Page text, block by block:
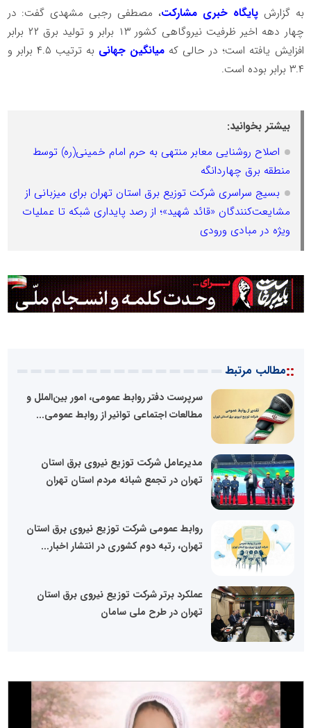
به گزارش پایگاه خبری مشارکت، مصطفی رجبی مشهدی گفت: در
چهار دهه اخیر ظرفیت نیروگاهی کشور ۱۳ برابر و تولید برق ۲۲ برابر
افزایش یافته است؛ در حالی که میانگین جهانی
به ترتیب ۴.۵ برابر و
۳.۴ برابر بوده است.
بیشتر بخوانید:
اصلاح روشنایی معابر منتهی به حرم امام خمینی(ره) توسط
منطقه برق چهاردانگه
بسیج سراسری شرکت توزیع برق استان تهران برای میزبانی از
مشایعت‌کنندگان «قائد شهید»؛ از رصد پایداری شبکه تا عملیات
ویژه در مبادی ورودی
::مطالب مرتبط
سرپرست دفتر روابط عمومی، امور بین‌الملل و
مطالعات اجتماعی توانیر از روابط عمومی...
مدیرعامل شرکت توزیع نیروی برق استان
تهران در تجمع شبانه مردم استان تهران
روابط عمومی شرکت توزیع نیروی برق استان
تهران، رتبه دوم کشوری در انتشار اخبار...
عملکرد برتر شرکت توزیع نیروی برق استان
تهران در طرح ملی سامان